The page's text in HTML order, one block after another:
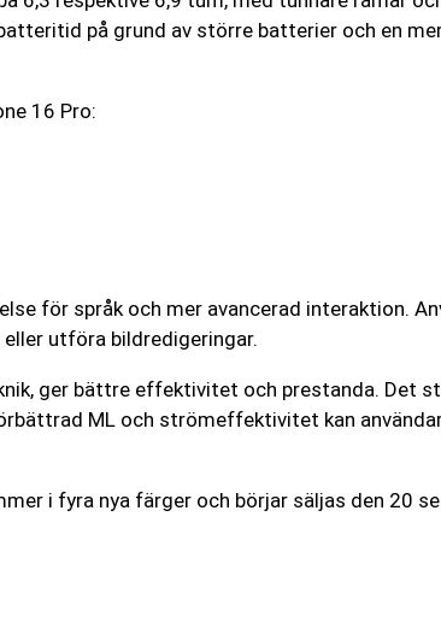
på grund av större batterier och en
16 Pro:
för språk och mer avancerad interaktion.
utföra bildredigeringar.
ger bättre effektivitet och prestanda. Det
ML och strömeffektivitet kan
i fyra nya färger och börjar säljas den 20